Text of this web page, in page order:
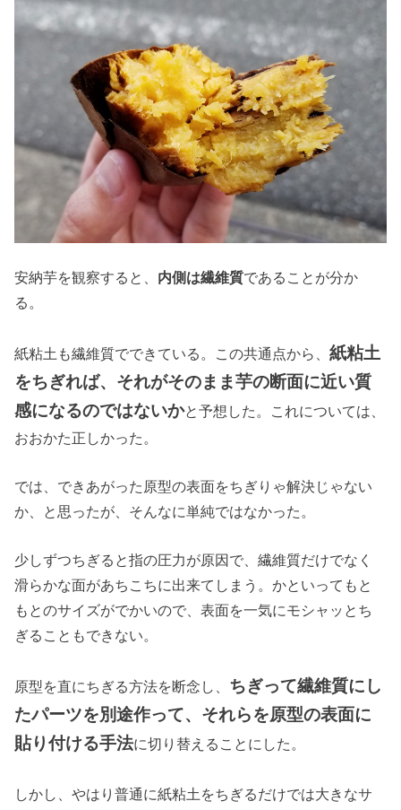
安納芋を観察すると、 内側は繊維質であることが分か
る。
紙粘土も繊維質でできている。この共通点から、紙粘土
をちぎれば、それがそのまま芋の断面に近い質
感になるのではないかと予想した。これについては、
おおかた正しかった。
では、できあがった原型の表面をちぎりゃ解決じゃない
か、と思ったが、そんなに単純ではなかった。
少しずつちぎると指の圧力が原因で、繊維質だけでなく
滑らかな面があちこちに出来てしまう。かといってもと
もとのサイズがでかいので、表面を一気にモシャッとち
ぎることもできない。
原型を直にちぎる方法を断念し、 ちぎって繊維質にし
たパーツを別途作って、それらを原型の表面に
貼り付ける手法に切り替えることにした。
しかし、やはり普通に紙粘土をちぎるだけでは大きなサ